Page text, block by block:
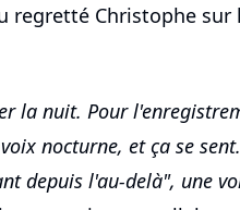
regretté Christophe sur
la nuit. Pour
nocturne, et ça se
depuis l'au-delà", une